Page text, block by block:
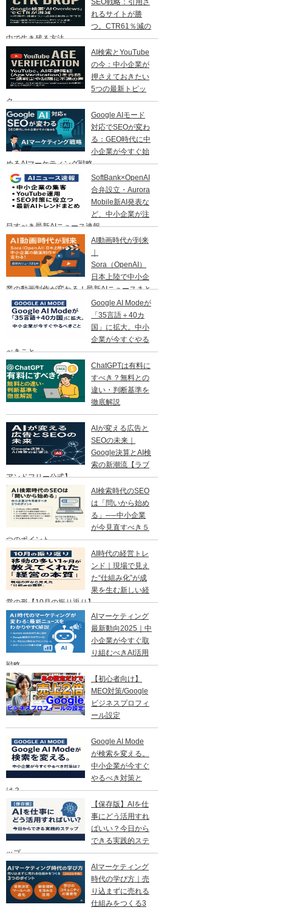
SEO戦略：引用さ
れるサイトが勝
つ。CTR61％減の
中で生き残る方法
AI検索とYouTube
の今：中小企業が
押さえておきたい
5つの最新トピッ
ク
Google AIモード
対応でSEOが変わ
る：GEO時代に中
小企業が今すぐ始
めるAIマーケティング戦略
SoftBank×OpenAI
合弁設立・Aurora
Mobile新AI発表な
ど、中小企業が注
目すべき最新AIニュース速報
AI動画時代が到来
Sora（OpenAI）
日本上陸で中小企
業の動画制作が変わる！最新AIニュースまと
め
Google AI Modeが
「35言語＋40カ
国」に拡大。中小
企業が今すぐやる
べきこと
ChatGPTは有料に
すべき？無料との
違い・判断基準を
徹底解説
AIが変える広告と
SEOの未来｜
Google決算とAI検
索の新潮流【ラブ
アンドフリー公式】
AI検索時代のSEO
は「問いから始め
る」──中小企業
が今見直すべき５
つのポイント
AI時代の経営トレ
ンド｜現場で見え
た“仕組み化”が成
果を生む新しい経
営の形【10月の振り返り】
AIマーケティング
最新動向2025｜中
小企業が今すぐ取
り組むべきAI活用
戦略
【初心者向け】
MEO対策/Google
ビジネスプロフィ
ール設定
Google AI Mode
が検索を変える。
中小企業が今すぐ
やるべき対策と
は？
【保存版】AIを仕
事にどう活用すれ
ばいい？今日から
できる実践的ステ
ップ
AIマーケティング
時代の学び方｜売
り込まずに売れる
仕組みをつくる3